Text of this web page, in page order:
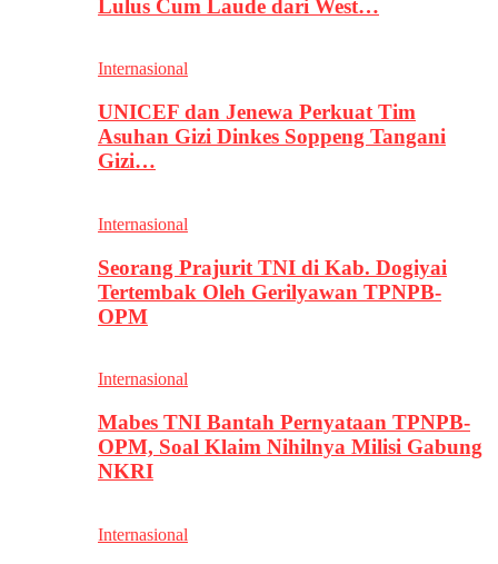
Lulus Cum Laude dari West…
Internasional
UNICEF dan Jenewa Perkuat Tim
Asuhan Gizi Dinkes Soppeng Tangani
Gizi…
Internasional
Seorang Prajurit TNI di Kab. Dogiyai
Tertembak Oleh Gerilyawan TPNPB-
OPM
Internasional
Mabes TNI Bantah Pernyataan TPNPB-
OPM, Soal Klaim Nihilnya Milisi Gabung
NKRI
Internasional